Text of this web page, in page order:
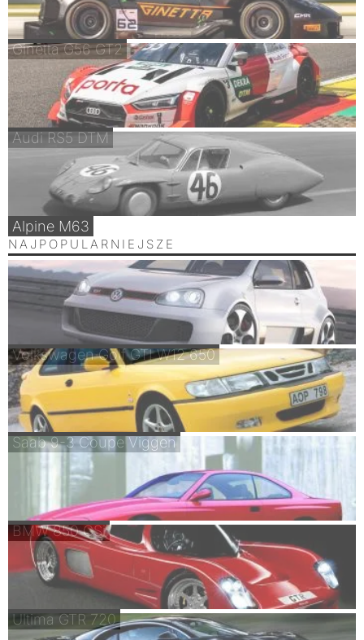
Ginetta G56 GT2
Audi RS5 DTM
Alpine M63
NAJPOPULARNIEJSZE
Volkswagen Golf GTI W12 650
Saab 9-3 Coupe Viggen
BMW 850 CSi
Ultima GTR 720